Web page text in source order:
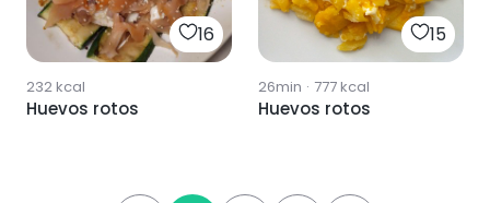
16
232kcal
Huevos rotos
15
26min · 777kcal
Huevos rotos